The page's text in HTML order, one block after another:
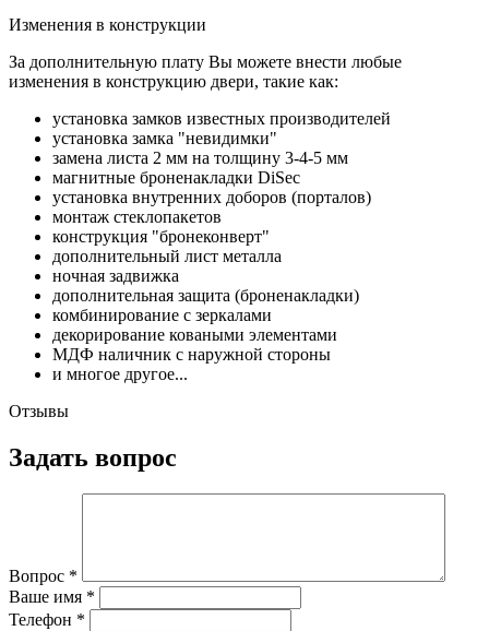
Изменения в конструкции
За дополнительную плату Вы можете внести любые
изменения в конструкцию двери, такие как:
установка замков известных производителей
установка замка "невидимки"
замена листа 2 мм на толщину 3-4-5 мм
магнитные броненакладки DiSec
установка внутренних доборов (порталов)
монтаж стеклопакетов
конструкция "бронеконверт"
дополнительный лист металла
ночная задвижка
дополнительная защита (броненакладки)
комбинирование с зеркалами
декорирование коваными элементами
МДФ наличник с наружной стороны
и многое другое...
Отзывы
Задать вопрос
Вопрос *
Ваше имя *
Телефон *